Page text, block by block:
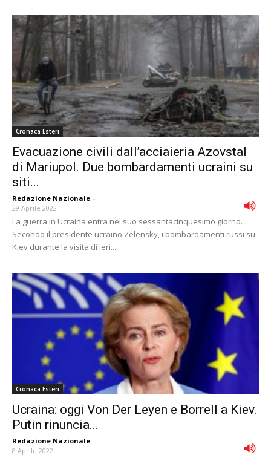
Cronaca Esteri
Evacuazione civili dall’acciaieria Azovstal
di Mariupol. Due bombardamenti ucraini su
siti...
Redazione Nazionale -
29 Aprile 2022
La guerra in Ucraina entra nel suo sessantacinquesimo giorno.
Secondo il presidente ucraino Zelensky, i bombardamenti russi su
Kiev durante la visita di ieri...
Cronaca Esteri
Ucraina: oggi Von Der Leyen e Borrell a Kiev.
Putin rinuncia...
Redazione Nazionale -
8 Aprile 2022